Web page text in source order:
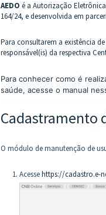
AEDO é a Autorização
164/24, e desenvolvida em
Para consultarem a existência
responsável(is) da respectiva
Para conhecer como é
saúde, acesse o manual
Cadastramento
O módulo de manutenção de
Acessehttps://cadastro.e-